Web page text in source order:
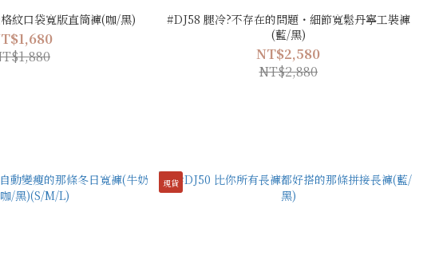
紋口袋寬版直筒褲(咖/黑)
#DJ58 腿冷?不存在的問題・細節寬鬆丹寧工裝褲
(藍/黑)
NT$2,580
NT$2,880
現貨